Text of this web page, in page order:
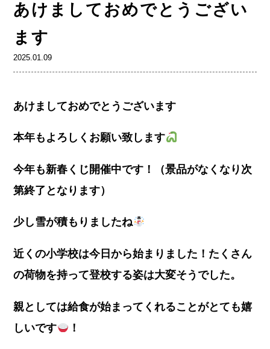
あけましておめでとうござい
ます
2025.01.09
あけましておめでとうございます
本年もよろしくお願い致します
今年も新春くじ開催中です！（景品がなくなり次
第終了となります）
少し雪が積もりましたね
近くの小学校は今日から始まりました！たくさん
の荷物を持って登校する姿は大変そうでした。
親としては給食が始まってくれることがとても嬉
しいです
！